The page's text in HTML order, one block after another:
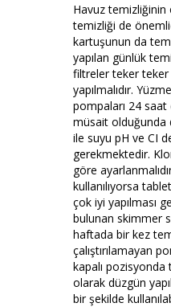
Havuz
temizliği de
kartuşunun da
yapılan günlük
filtreler teker teker
yapılmalıdır.
pompaları 24 saat
müsait olduğunda
ile suyu pH ve CI
gerekmektedir.
göre
kullanılıyorsa
çok iyi yapılması
bulunan skimmer
haftada bir kez
çalıştırılamayan
kapalı pozisyonda
olarak düzgün
bir şekilde